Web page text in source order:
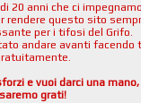
20 anni che ci impegnamo
rendere questo sito
per i tifosi del Grifo.
andare avanti facendo
e vuoi darci una
saremo grati!